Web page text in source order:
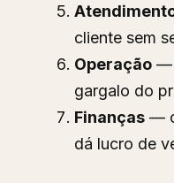
cliente sem
Operação —
gargalo do
Finanças —
dá lucro de